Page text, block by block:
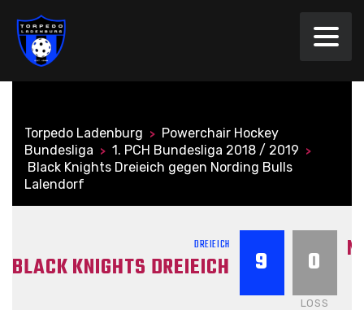
Torpedo Ladenburg > Powerchair Hockey
Bundesliga
> 1. PCH Bundesliga 2018 / 2019 >
Black Knights Dreieich gegen Nording Bulls
Lalendorf
DREIEICH
BLACK KNIGHTS DREIEICH 9 0
LOSS